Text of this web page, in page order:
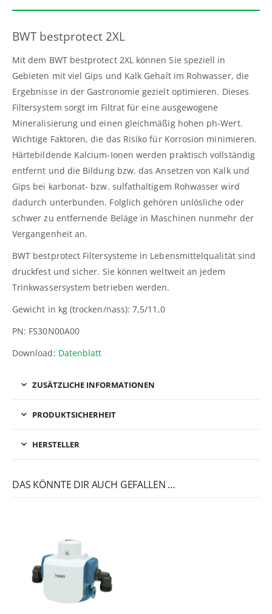
BWT bestprotect 2XL
Mit dem BWT bestprotect 2XL können Sie speziell in
Gebieten mit viel Gips und Kalk Gehalt im Rohwasser, die
Ergebnisse in der Gastronomie gezielt optimieren. Dieses
Filtersystem sorgt im Filtrat für eine ausgewogene
Mineralisierung und einen gleichmäßig hohen ph-Wert.
Wichtige Faktoren, die das Risiko für Korrosion minimieren.
Härtebildende Kalcium-Ionen werden praktisch vollständig
entfernt und die Bildung bzw. das Ansetzen von Kalk und
Gips bei karbonat- bzw. sulfathaltigem Rohwasser wird
dadurch unterbunden. Folglich gehören unlösliche oder
schwer zu entfernende Beläge in Maschinen nunmehr der
Vergangenheit an.
BWT bestprotect Filtersysteme in Lebensmittelqualität sind
druckfest und sicher. Sie können weltweit an jedem
Trinkwassersystem betrieben werden.
Gewicht in kg (trocken/nass): 7,5/11,0
PN: FS30N00A00
Download: Datenblatt
ZUSÄTZLICHE INFORMATIONEN
PRODUKTSICHERHEIT
HERSTELLER
DAS KÖNNTE DIR AUCH GEFALLEN …